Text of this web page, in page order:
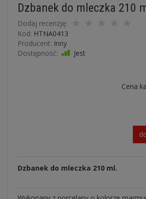
Dzbanek do mleczka 210
Dodaj recenzję:
Kod: HTNA0413
Producent: Inny
Dostępność:
Jest
Cena
Dzbanek do mleczka 210 ml.